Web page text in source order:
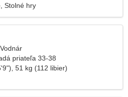
Stolné hry
priateľa 33-38
51 kg (112 libier)